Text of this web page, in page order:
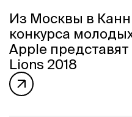
Из Москвы в
конкурса
Apple
Lions 2018